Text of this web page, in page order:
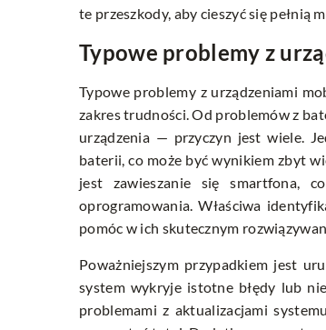
te przeszkody, aby cieszyć się pełnią
Typowe problemy z
Typowe problemy z urządzeniami
zakres trudności. Od problemów z
urządzenia — przyczyn jest wiele.
baterii, co może być wynikiem zbyt
jest zawieszanie się smartfona,
oprogramowania. Właściwa
pomóc w ich skutecznym
Poważniejszym przypadkiem jest
system wykryje istotne błędy lub
problemami z aktualizacjami